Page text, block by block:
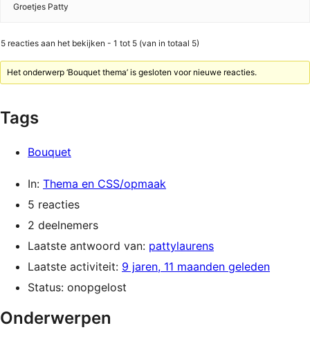
Groetjes Patty
5 reacties aan het bekijken - 1 tot 5 (van in totaal 5)
Het onderwerp ‘Bouquet thema’ is gesloten voor nieuwe reacties.
Tags
Bouquet
In: Thema en CSS/opmaak
5 reacties
2 deelnemers
Laatste antwoord van: pattylaurens
Laatste activiteit: 9 jaren, 11 maanden geleden
Status: onopgelost
Onderwerpen